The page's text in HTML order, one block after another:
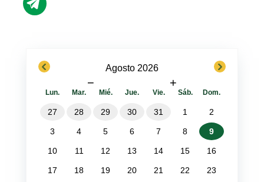
previous Agosto 2026
− +
next
Lun. Mar. Mié. Jue. Vie. Sáb. Dom.
27 28 29 30 31 1 2
3 4 5 6 7 8 9
10 11 12 13 14 15 16
17 18 19 20 21 22 23